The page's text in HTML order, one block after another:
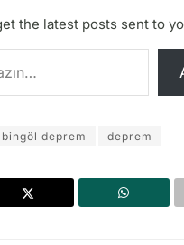
the latest posts sent to
bingöl deprem deprem